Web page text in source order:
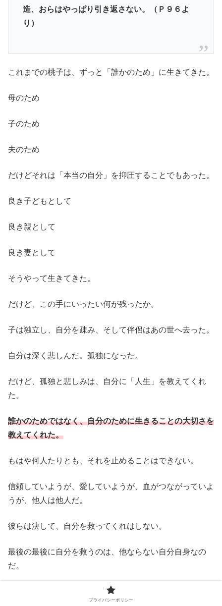
造、おらはやっぱり引き返さない。（Ｐ９６よ
り）
これまでの桃子は、ずっと「誰かのため」に生きてきた。
母のため
子のため
夫のため
だけどそれは「本当の自分」を抑圧することでもあった。
良き子どもとして
良き親として
良き妻として
そうやって生きてきた。
だけど、この手にいったい何が残ったか。
子は独立し、自分を疎み、そして伴侶はあの世へ去った。
自分は深く悲しんだ。孤独になった。
だけど、孤独と悲しみは、自分に「人生」を教えてくれ
た。
誰かのためではなく、自分のために生きることの大切さを
教えてくれた。
もはや何人たりとも、それを止めることはできない。
信頼していようが、愛していようが、血がつながっていよ
うが、他人は他人だ。
彼らは決して、自分を救ってくれはしない。
最後の最後に自分を救うのは、他ならない自分自身なの
だ。
桃子が「東北弁」について考えるのも、「本当の心」を取
プライバシーポリシー